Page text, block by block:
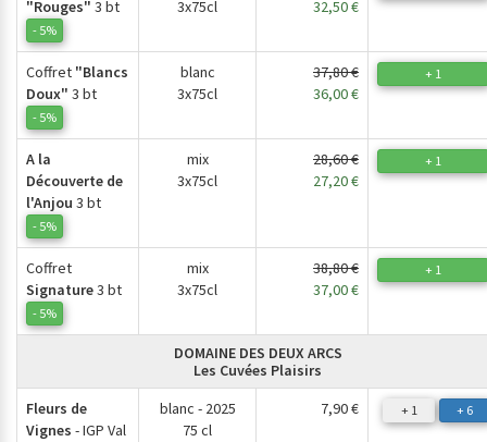
"Rouges" 3 bt
- 5%
3x75cl
32,50 €
Coffret "Blancs
Doux" 3 bt
- 5%
blanc
3x75cl
37,80 €
36,00 €
+ 1
A la
Découverte de
l'Anjou 3 bt
- 5%
mix
3x75cl
28,60 €
27,20 €
+ 1
Coffret
Signature3 bt
- 5%
mix
3x75cl
38,80 €
37,00 €
+ 1
DOMAINE DES DEUX ARCS
Les Cuvées Plaisirs
Fleurs de
Vignes - IGP Val
blanc - 2025
75 cl
7,90 € + 1 + 6